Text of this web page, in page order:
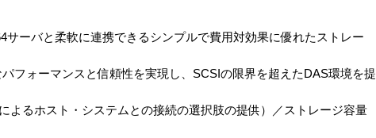
サーバと柔軟に連携できるシンプルで費用対効果に優れたストレー
フォーマンスと信頼性を実現し、SCSIの限界を超えたDAS環境を提
よるホスト・システムとの接続の選択肢の提供）／ストレージ容量